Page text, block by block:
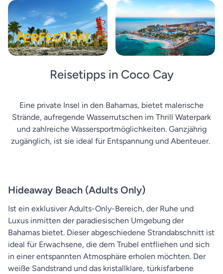
Reisetipps in Coco Cay
Eine private Insel in den Bahamas, bietet malerische
Strände, aufregende Wasserrutschen im Thrill Waterpark
und zahlreiche Wassersportmöglichkeiten. Ganzjährig
zugänglich, ist sie ideal für Entspannung und Abenteuer.
Hideaway Beach (Adults Only)
Ist ein exklusiver Adults-Only-Bereich, der Ruhe und
Luxus inmitten der paradiesischen Umgebung der
Bahamas bietet. Dieser abgeschiedene Strandabschnitt ist
ideal für Erwachsene, die dem Trubel entfliehen und sich
in einer entspannten Atmosphäre erholen möchten. Der
weiße Sandstrand und das kristallklare, türkisfarbene